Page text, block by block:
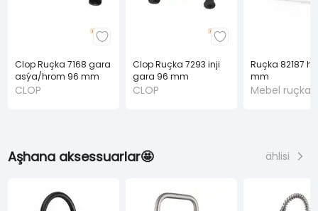
Clop Ruçka 7168 gara
asýa/hrom 96 mm
CLOP
Clop Ruçka 7293 inji
gara 96 mm
CLOP
Ruçka 82187
mm
Mebel
Aşhana aksessuarlar🤩 ählisi